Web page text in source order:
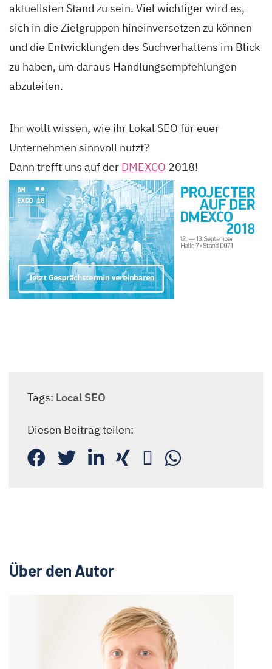
aktuellsten Stand zu sein. Viel wichtiger wird es,
sich in die Zielgruppen hineinversetzen zu können
und die Entwicklungen des Suchverhaltens im Blick
zu haben, um daraus Handlungsempfehlungen
abzuleiten.­
Ihr wollt wissen, wie ihr Lokal SEO für euer
Unternehmen sinnvoll nutzt?
Dann trefft uns auf der DMEXCO 2018!
Tags: Local SEO
Diesen Beitrag teilen:
Über den Autor